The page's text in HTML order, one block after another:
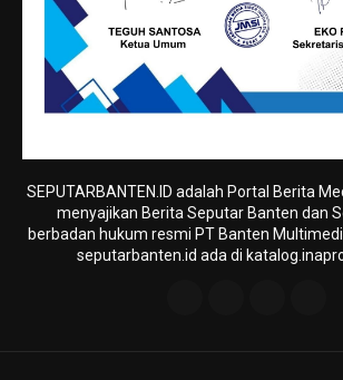
SEPUTARBANTEN.ID adalah Portal Berita
menyajikan Berita Seputar Banten dan
berbadan hukum resmi PT Banten
seputarbanten.id ada di